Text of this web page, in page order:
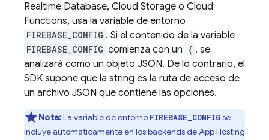
Realtime Database, Cloud Storage o Cloud
Functions, usa la variable de entorno
FIREBASE_CONFIG . Si el contenido de la variable
FIREBASE_CONFIG comienza con un { , se
analizará como un objeto JSON. De lo contrario, el
SDK supone que la string es la ruta de acceso de
un archivo JSON que contiene las opciones.
Nota:La variable de entorno FIREBASE_CONFIGse
incluye automáticamente en los backends deApp Hosting